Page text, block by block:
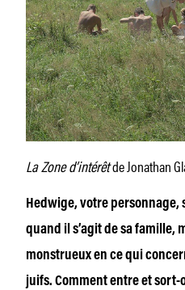
La Zone d’intérêtde Jonathan
Hedwige, votre personnage,
quand il s’agit de sa famille,
monstrueux en ce qui
juifs. Comment entre et sort-